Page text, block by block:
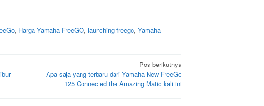
, Harga Yamaha FreeGO, launching freego, Yamaha
Pos berikutnya
Apa saja yang terbaru dari Yamaha New FreeGo
125 Connected the Amazing Matic kali ini